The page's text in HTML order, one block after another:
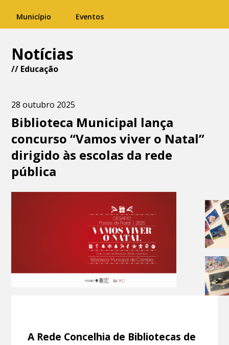
Município Eventos
Notícias
// Educação
28 outubro 2025
Biblioteca Municipal lança
concurso “Vamos viver o Natal”
dirigido às escolas da rede
pública
A Rede Concelhia de Bibliotecas de